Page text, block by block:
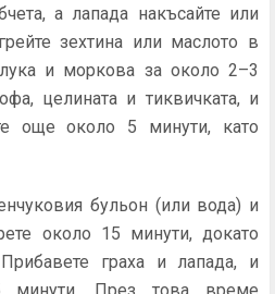
а лапада накъсайте или
зехтина или маслото в
и моркова за около 2–3
целината и тиквичката, и
още около 5 минути, като
бульон (или вода) и
около 15 минути, докато
граха и лапада, и